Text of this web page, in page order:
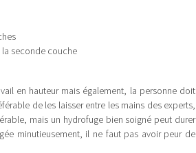
seconde couche
en hauteur mais également, la personne doit
de les laisser entre les mains des experts,
mais un hydrofuge bien soigné peut durer
minutieusement, il ne faut pas avoir peur de